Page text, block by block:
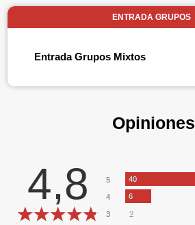
ENTRADA GRUPOS
Entrada Grupos Mixtos
Opiniones
4,8 5 40
4 6
3 2